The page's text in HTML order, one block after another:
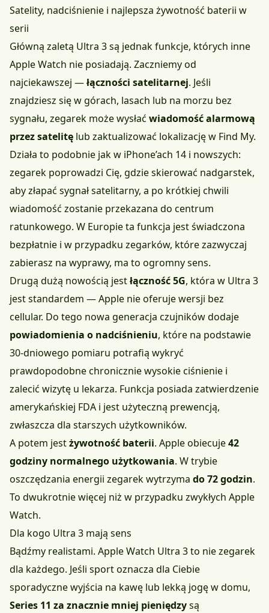
Satelity, nadciśnienie i najlepsza żywotność baterii w
serii
Główną zaletą Ultra 3 są jednak funkcje, których inne
Apple Watch nie posiadają. Zaczniemy od
najciekawszej —łączności satelitarnej. Jeśli
znajdziesz się w górach, lasach lub na morzu bez
sygnału, zegarek może wysłać wiadomość alarmową
przez satelitę lub zaktualizować lokalizację w Find My.
Działa to podobnie jak w iPhone’ach 14 i nowszych:
zegarek poprowadzi Cię, gdzie skierować nadgarstek,
aby złapać sygnał satelitarny, a po krótkiej chwili
wiadomość zostanie przekazana do centrum
ratunkowego. W Europie ta funkcja jest świadczona
bezpłatnie i w przypadku zegarków, które zazwyczaj
zabierasz na wyprawy, ma to ogromny sens.
Drugą dużą nowością jestłączność 5G, która w Ultra 3
jest standardem — Apple nie oferuje wersji bez
cellular. Do tego nowa generacja czujników dodaje
powiadomienia o nadciśnieniu, które na podstawie
30-dniowego pomiaru potrafią wykryć
prawdopodobne chronicznie wysokie ciśnienie i
zalecić wizytę u lekarza. Funkcja posiada zatwierdzenie
amerykańskiej FDA i jest użyteczną prewencją,
zwłaszcza dla starszych użytkowników.
A potem jestżywotność baterii. Apple obiecuje42
godziny normalnego użytkowania. W trybie
oszczędzania energii zegarek wytrzyma do 72 godzin.
To dwukrotnie więcej niż w przypadku zwykłych Apple
Watch.
Dla kogo Ultra 3 mają sens
Bądźmy realistami. Apple Watch Ultra 3 to nie zegarek
dla każdego. Jeśli sport oznacza dla Ciebie
sporadyczne wyjścia na kawę lub lekką jogę w domu,
Series 11 za znacznie mniej pieniędzysą